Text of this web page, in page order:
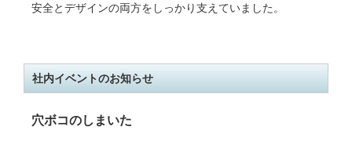
安全とデザインの両方をしっかり支えていました。
社内イベントのお知らせ
穴ボコのしまいた